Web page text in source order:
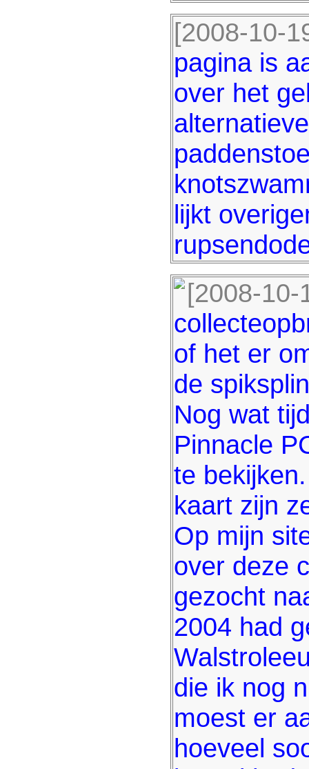
[2008-10-
pagina is
over het
lijkt
[2008-10-
of het er
de
Nog wat
Pinnacle
te
kaart zijn
Op mijn
over deze
gezocht
2004 had
die ik nog
moest er
hoeveel